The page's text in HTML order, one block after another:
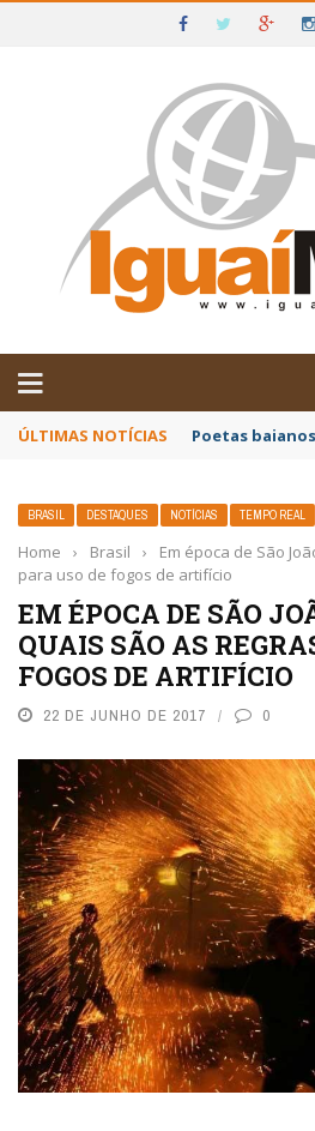
IGUAÍ E SUDOESTE DA BAHIA
ÚLTIMAS NOTÍCIAS Poetas
BRASIL DESTAQUES NOTÍCIAS TEMPO REAL
Home › Brasil ›
Em época de São
para uso de fogos de artifício
EM ÉPOCA DE SÃO
QUAIS SÃO AS
FOGOS DE ARTIFÍCIO
22 DE JUNHO DE 2017 0